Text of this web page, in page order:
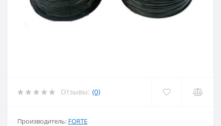
Отзывы: (0)
Производитель: FORTE